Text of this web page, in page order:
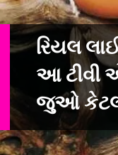
રિયલ
આ ટીવી
જુઓ